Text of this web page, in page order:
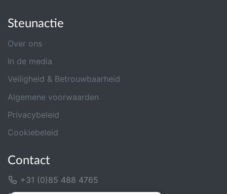
Steunactie
Over ons
In de media
Veiligheid & Betrouwbaarheid
Algemene voorwaarden
Privacybeleid
Cookiebeleid
Contact
+31 (0)85 488 4765